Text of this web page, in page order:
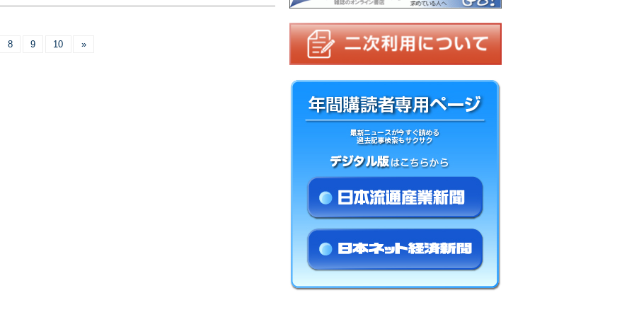
8 9 10 »